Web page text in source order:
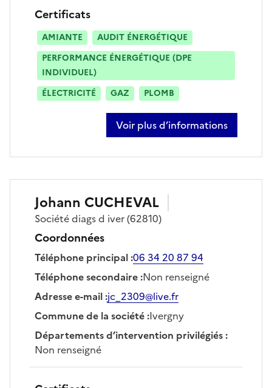
Certificats
AMIANTE
AUDIT ÉNERGÉTIQUE
PERFORMANCE ÉNERGÉTIQUE (DPE
INDIVIDUEL)
ÉLECTRICITÉ
GAZ PLOMB
Voir plus d’informations
sur philippe blary
Johann CUCHEVAL
Sociétédiags d iver(62810)
Coordonnées
Téléphone principal:06 34 20 87 94
Téléphone secondaire:Non renseigné
Adresse e-mail:jc_2309@live.fr
Commune de la société:Ivergny
Départements d’intervention privilégiés:
Non renseigné